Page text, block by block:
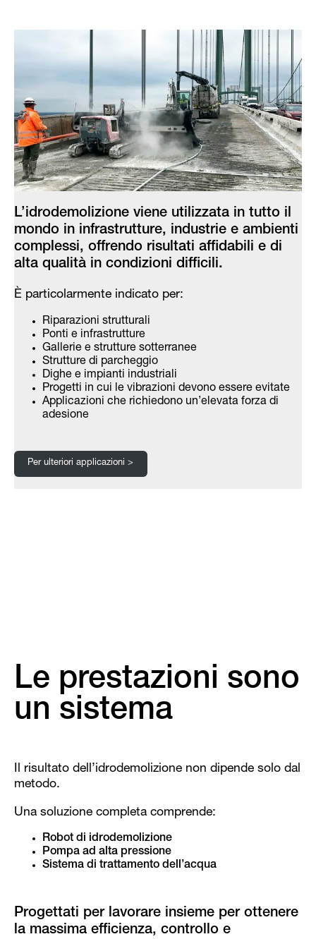
L’idrodemolizione viene utilizzata in tutto il
mondo in infrastrutture, industrie e ambienti
complessi, offrendo risultati affidabili e di
alta qualità in condizioni difficili.
È particolarmente indicato per:
Riparazioni strutturali
Ponti e infrastrutture
Gallerie e strutture sotterranee
Strutture di parcheggio
Dighe e impianti industriali
Progetti in cui le vibrazioni devono essere evitate
Applicazioni che richiedono un’elevata forza di
adesione
Per ulteriori applicazioni >
Le prestazioni sono
un sistema
Il risultato dell’idrodemolizione non dipende solo dal
metodo.
Una soluzione completa comprende:
Robot di idrodemolizione
Pompa ad alta pressione
Sistema di trattamento dell’acqua
Progettati per lavorare insieme per ottenere
la massima efficienza, controllo e